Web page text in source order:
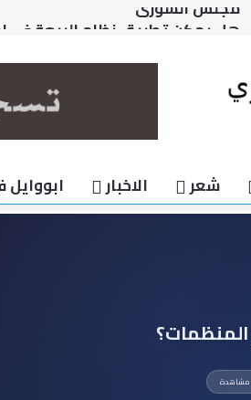
هل يمكن تطبيق نظام البيعة في
وزيرة الخارجية الإسرائيلية
ألم نفسي
مجلس الشورى
شعر الاخبار ابووايل
المنظمات؟